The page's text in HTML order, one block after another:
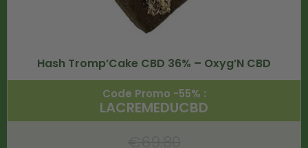
Hash Tromp’Cake CBD 36% – Oxyg’N CBD
Code Promo -55% :
LACREMEDUCBD